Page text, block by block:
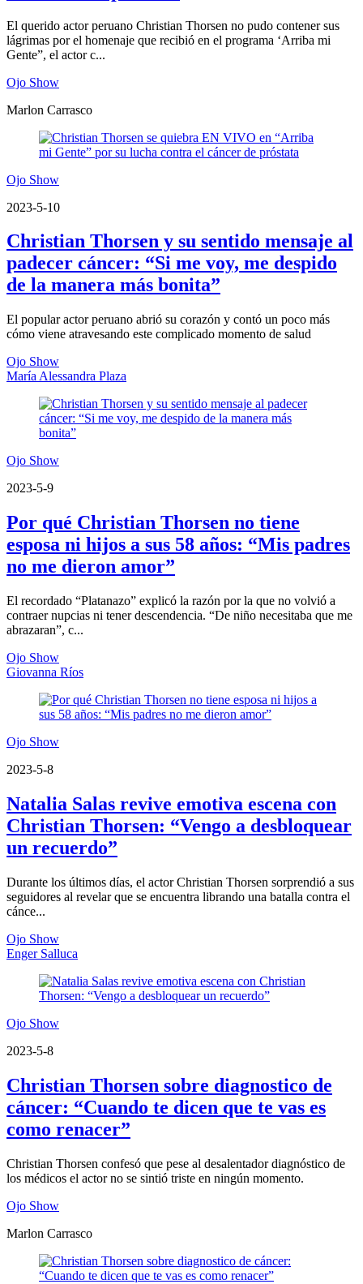
El querido actor peruano Christian Thorsen no pudo contener sus
lágrimas por el homenaje que recibió en el programa ‘Arriba mi
Gente”, el actor c...
Ojo Show
Marlon Carrasco
Ojo Show
2023-5-10
Christian Thorsen y su sentido mensaje al
padecer cáncer: “Si me voy, me despido
de la manera más bonita”
El popular actor peruano abrió su corazón y contó un poco más
cómo viene atravesando este complicado momento de salud
Ojo Show
María Alessandra Plaza
Ojo Show
2023-5-9
Por qué Christian Thorsen no tiene
esposa ni hijos a sus 58 años: “Mis padres
no me dieron amor”
El recordado “Platanazo” explicó la razón por la que no volvió a
contraer nupcias ni tener descendencia. “De niño necesitaba que me
abrazaran”, c...
Ojo Show
Giovanna Ríos
Ojo Show
2023-5-8
Natalia Salas revive emotiva escena con
Christian Thorsen: “Vengo a desbloquear
un recuerdo”
Durante los últimos días, el actor Christian Thorsen sorprendió a sus
seguidores al revelar que se encuentra librando una batalla contra el
cánce...
Ojo Show
Enger Salluca
Ojo Show
2023-5-8
Christian Thorsen sobre diagnostico de
cáncer: “Cuando te dicen que te vas es
como renacer”
Christian Thorsen confesó que pese al desalentador diagnóstico de
los médicos el actor no se sintió triste en ningún momento.
Ojo Show
Marlon Carrasco